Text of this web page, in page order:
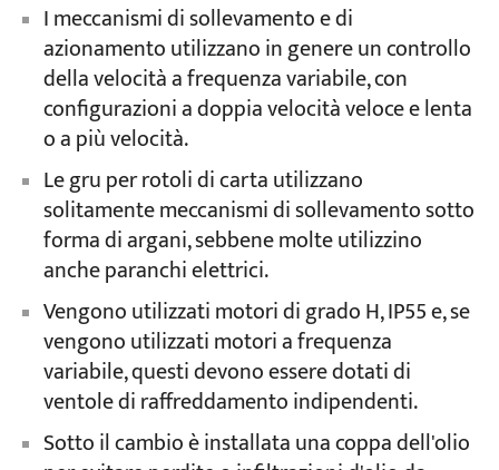
I meccanismi di sollevamento e di
azionamento utilizzano in genere un controllo
della velocità a frequenza variabile, con
configurazioni a doppia velocità veloce e lenta
o a più velocità.
Le gru per rotoli di carta utilizzano
solitamente meccanismi di sollevamento sotto
forma di argani, sebbene molte utilizzino
anche paranchi elettrici.
Vengono utilizzati motori di grado H, IP55 e, se
vengono utilizzati motori a frequenza
variabile, questi devono essere dotati di
ventole di raffreddamento indipendenti.
Sotto il cambio è installata una coppa dell'olio